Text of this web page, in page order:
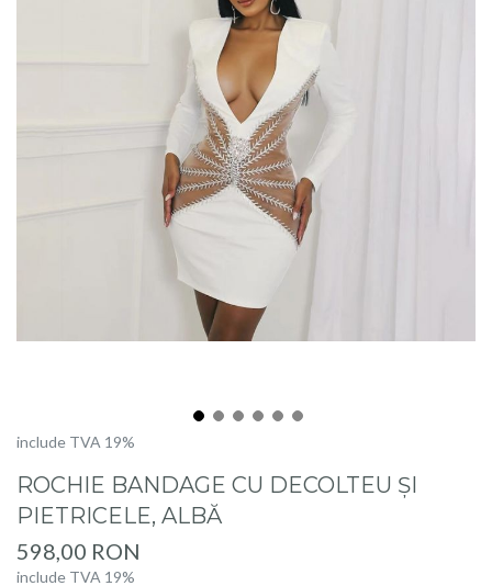
Skip
the
beginning
the
images
include TVA 19%
ROCHIE BANDAGE CU DECOLTEU ȘI
PIETRICELE, ALBĂ
598,00 RON
include TVA 19%